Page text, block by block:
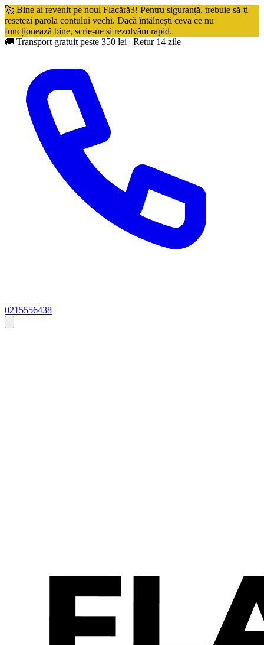
🚀 Bine ai revenit pe noul Flacără3! Pentru siguranță, trebuie să-ți
resetezi parola contului vechi. Dacă întâlnești ceva ce nu
funcționează bine, scrie-ne și rezolvăm rapid.
🚚 Transport gratuit peste 350 lei | Retur 14 zile
0215556438